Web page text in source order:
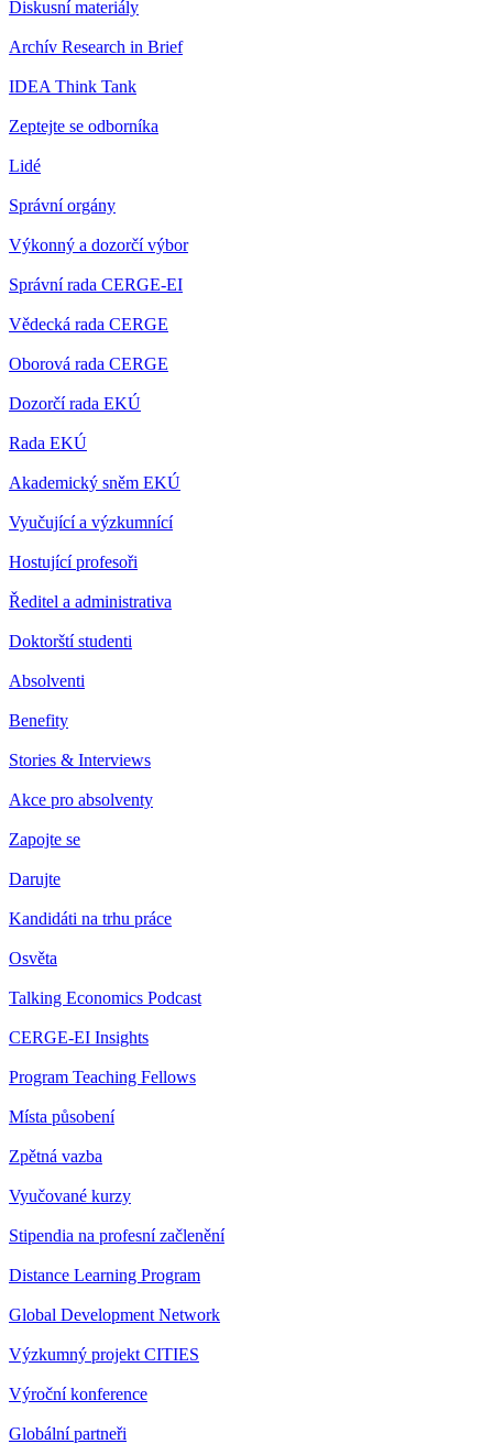
Diskusní materiály
Archív Research in Brief
IDEA Think Tank
Zeptejte se odborníka
Lidé
Správní orgány
Výkonný a dozorčí výbor
Správní rada CERGE-EI
Vědecká rada CERGE
Oborová rada CERGE
Dozorčí rada EKÚ
Rada EKÚ
Akademický sněm EKÚ
Vyučující a výzkumnící
Hostující profesoři
Ředitel a administrativa
Doktorští studenti
Absolventi
Benefity
Stories & Interviews
Akce pro absolventy
Zapojte se
Darujte
Kandidáti na trhu práce
Osvěta
Talking Economics Podcast
CERGE-EI Insights
Program Teaching Fellows
Místa působení
Zpětná vazba
Vyučované kurzy
Stipendia na profesní začlenění
Distance Learning Program
Global Development Network
Výzkumný projekt CITIES
Výroční konference
Globální partneři